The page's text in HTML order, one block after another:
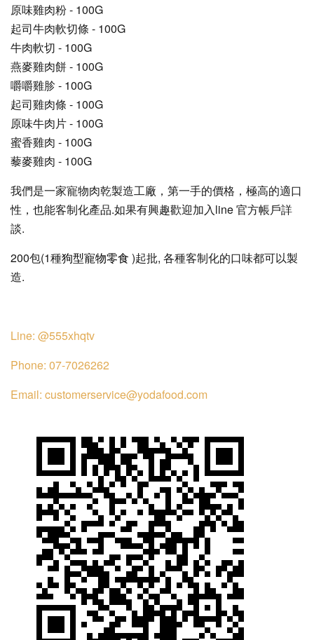
原味雞肉粉 - 100G
起司牛肉軟切條 - 100G
牛肉軟切 - 100G
燕麥雞肉餅 - 100G
嚼嚼雞胗 - 100G
起司雞肉條 - 100G
原味牛肉片 - 100G
蜜香雞肉 - 100G
藜麥雞肉 - 100G
我們是一家寵物肉乾製造工廠，第一手的價格，極高的適口
性， 也能客制化產品.如果有興趣歡迎加入line 官方帳戶詳
談.
200包(1種狗型寵物零食 )起批, 各種客制化的口味都可以製
造.
Line: @555xhqtv
Phone: 07-7026262
Email: customerservice@yodafood.com